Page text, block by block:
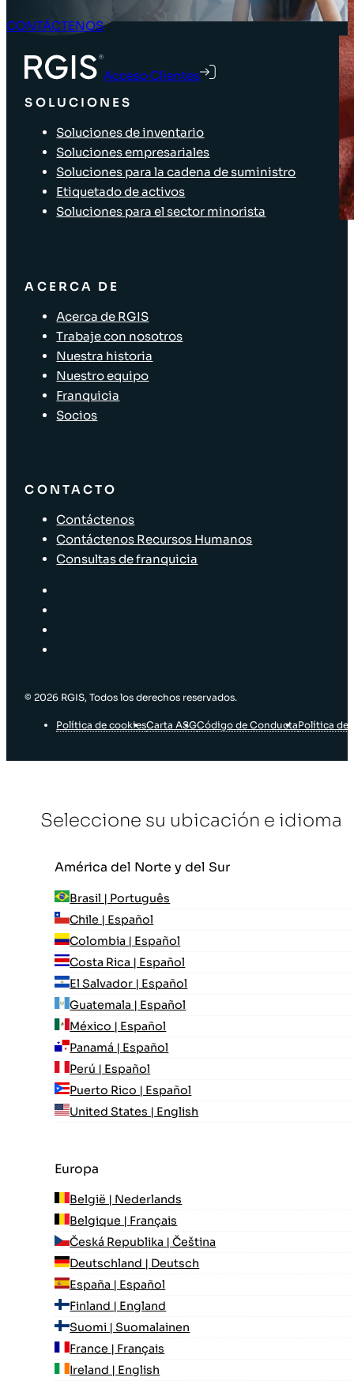
CONTÁCTENOS
Acceso Clientes
SOLUCIONES
Soluciones de inventario
Soluciones empresariales
Soluciones para la cadena de suministro
Etiquetado de activos
Soluciones para el sector minorista
ACERCA DE
Acerca de RGIS
Trabaje con nosotros
Nuestra historia
Nuestro equipo
Franquicia
Socios
CONTACTO
Contáctenos
Contáctenos Recursos Humanos
Consultas de franquicia
© 2026 RGIS, Todos los derechos reservados.
Política de cookiesCarta ASGCódigo de ConductaPolítica de
Seleccione su ubicación e idioma
América del Norte y del Sur
Brasil | Português
Chile | Español
Colombia | Español
Costa Rica | Español
El Salvador | Español
Guatemala | Español
México | Español
Panamá | Español
Perú | Español
Puerto Rico | Español
United States | English
Europa
België | Nederlands
Belgique | Français
Česká Republika | Čeština
Deutschland | Deutsch
España | Español
Finland | England
Suomi | Suomalainen
France | Français
Ireland | English